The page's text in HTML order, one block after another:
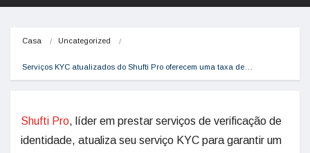
Casa Uncategorized
Serviços KYC atualizados do Shufti Pro oferecem uma taxa de…
Shufti Pro, líder em prestar serviços de verificação de
identidade, atualiza seu serviço KYC para garantir um